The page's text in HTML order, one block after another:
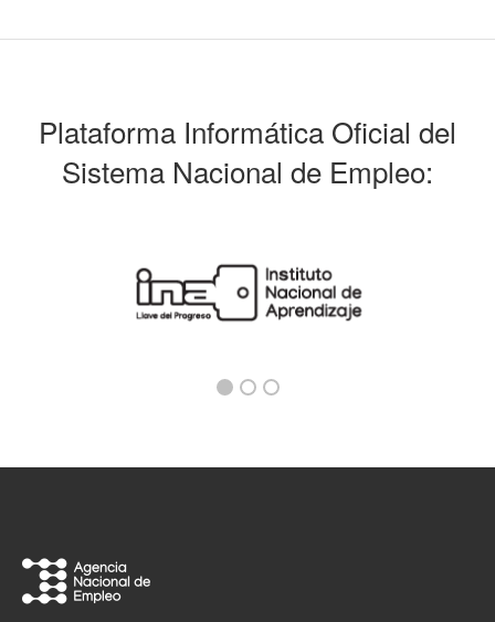
Plataforma Informática Oficial del
Sistema Nacional de Empleo: